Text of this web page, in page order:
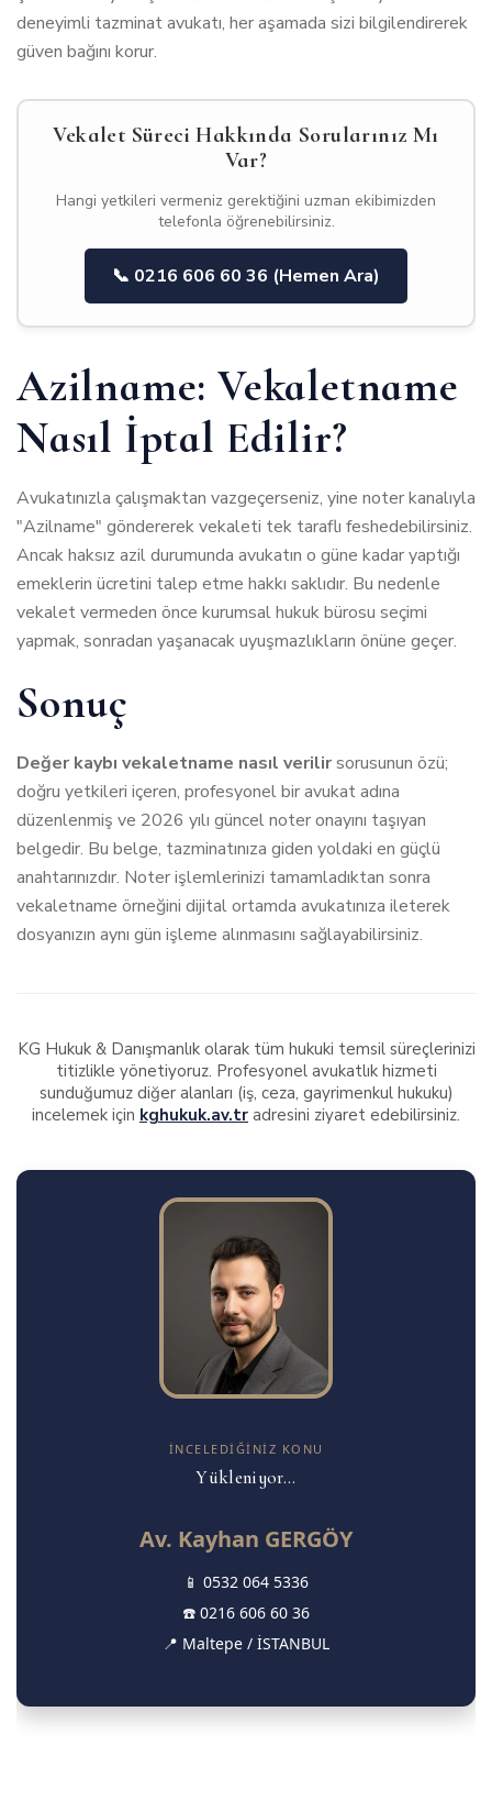
deneyimli tazminat avukatı, her aşamada sizi bilgilendirerek
güven bağını korur.
Vekalet Süreci Hakkında Sorularınız Mı
Var?
Hangi yetkileri vermeniz gerektiğini uzman ekibimizden
telefonla öğrenebilirsiniz.
📞 0216 606 60 36 (Hemen Ara)
Azilname: Vekaletname
Nasıl İptal Edilir?
Avukatınızla çalışmaktan vazgeçerseniz, yine noter kanalıyla
"Azilname" göndererek vekaleti tek taraflı feshedebilirsiniz.
Ancak haksız azil durumunda avukatın o güne kadar yaptığı
emeklerin ücretini talep etme hakkı saklıdır. Bu nedenle
vekalet vermeden önce kurumsal hukuk bürosu seçimi
yapmak, sonradan yaşanacak uyuşmazlıkların önüne geçer.
Sonuç
Değer kaybı vekaletname nasıl verilirsorusunun özü;
doğru yetkileri içeren, profesyonel bir avukat adına
düzenlenmiş ve 2026 yılı güncel noter onayını taşıyan
belgedir. Bu belge, tazminatınıza giden yoldaki en güçlü
anahtarınızdır. Noter işlemlerinizi tamamladıktan sonra
vekaletname örneğini dijital ortamda avukatınıza ileterek
dosyanızın aynı gün işleme alınmasını sağlayabilirsiniz.
KG Hukuk & Danışmanlık olarak tüm hukuki temsil süreçlerinizi
titizlikle yönetiyoruz. Profesyonel avukatlık hizmeti
sunduğumuz diğer alanları (iş, ceza, gayrimenkul hukuku)
incelemek için kghukuk.av.tr adresini ziyaret edebilirsiniz.
İNCELEDIĞINIZ KONU
Yükleniyor...
Av. Kayhan GERGÖY
📱 0532 064 5336
☎️ 0216 606 60 36
📍 Maltepe / İSTANBUL